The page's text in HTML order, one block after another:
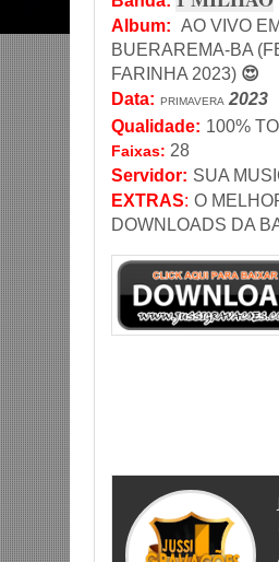
Album: AO VIVO EM
BUERAREMA-BA
FARINHA 2023) 😍
Data: PRIMAVERA 2023
Qualidade: 100%
Faixas: 28
Servidor: SUA
EXTRAS: O
DOWNLOADS DA